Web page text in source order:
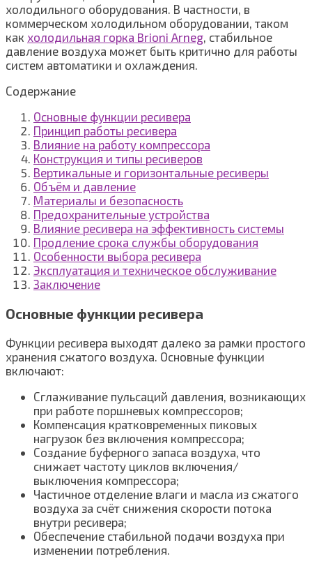
холодильного оборудования. В частности, в
коммерческом холодильном оборудовании, таком
как холодильная горка Brioni Arneg, стабильное
давление воздуха может быть критично для работы
систем автоматики и охлаждения.
Содержание
Основные функции ресивера
Принцип работы ресивера
Влияние на работу компрессора
Конструкция и типы ресиверов
Вертикальные и горизонтальные ресиверы
Объём и давление
Материалы и безопасность
Предохранительные устройства
Влияние ресивера на эффективность системы
Продление срока службы оборудования
Особенности выбора ресивера
Эксплуатация и техническое обслуживание
Заключение
Основные функции ресивера
Функции ресивера выходят далеко за рамки простого
хранения сжатого воздуха. Основные функции
включают:
Сглаживание пульсаций давления, возникающих
при работе поршневых компрессоров;
Компенсация кратковременных пиковых
нагрузок без включения компрессора;
Создание буферного запаса воздуха, что
снижает частоту циклов включения/
выключения компрессора;
Частичное отделение влаги и масла из сжатого
воздуха за счёт снижения скорости потока
внутри ресивера;
Обеспечение стабильной подачи воздуха при
изменении потребления.